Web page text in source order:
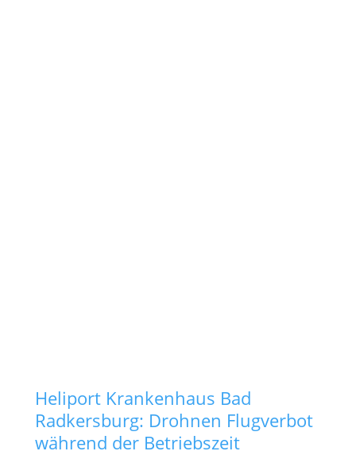
Heliport Krankenhaus Bad
Radkersburg: Drohnen Flugverbot
während der Betriebszeit